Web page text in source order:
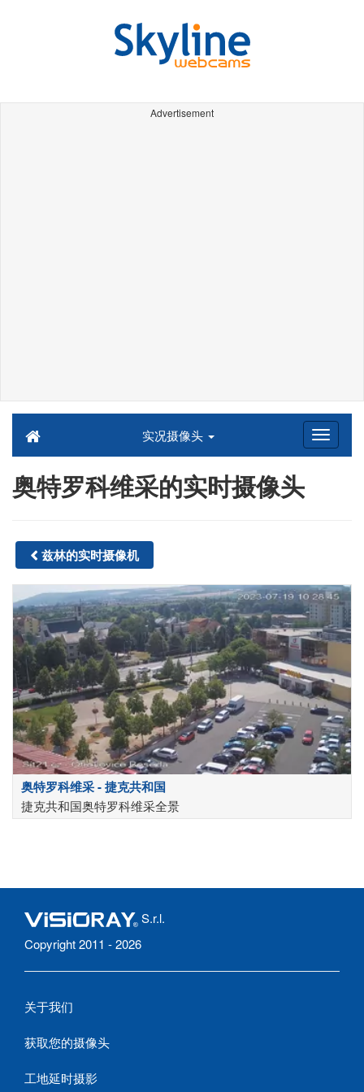
Advertisement
实况摄像头
奥特罗科维采的实时摄像头
兹林的实时摄像机
奥特罗科维采 - 捷克共和国
捷克共和国奥特罗科维采全景
S.r.l.
Copyright 2011 - 2026
关于我们
获取您的摄像头
工地延时摄影